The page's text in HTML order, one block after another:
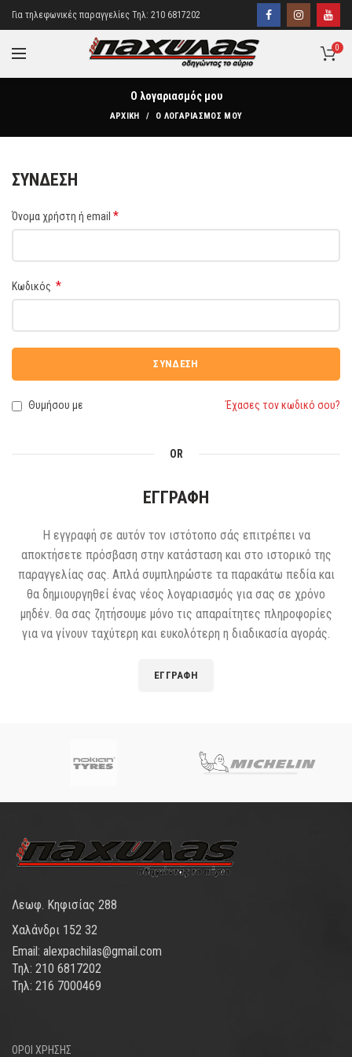
Για τηλεφωνικές παραγγελίες Τηλ: 210 6817202
0
Ο λογαριασμός μου
ΑΡΧΙΚΉ Ο ΛΟΓΑΡΙΑΣΜΌΣ ΜΟΥ
ΣΎΝΔΕΣΗ
Όνομα χρήστη ή email *
Κωδικός *
ΣΎΝΔΕΣΗ
Έχασες τον κωδικό σου?
Θυμήσου με
OR
ΕΓΓΡΑΦΗ
Η εγγραφή σε αυτόν τον ιστότοπο σάς επιτρέπει να
αποκτήσετε πρόσβαση στην κατάσταση και στο ιστορικό της
παραγγελίας σας. Απλά συμπληρώστε τα παρακάτω πεδία και
θα δημιουργηθεί ένας νέος λογαριασμός για σας σε χρόνο
μηδέν. Θα σας ζητήσουμε μόνο τις απαραίτητες πληροφορίες
για να γίνουν ταχύτερη και ευκολότερη η διαδικασία αγοράς.
ΕΓΓΡΑΦΉ
Λεωφ. Κηφισίας 288
Χαλάνδρι 152 32
Email: alexpachilas@gmail.com
Τηλ: 210 6817202
Τηλ: 216 7000469
ΟΡΟΙ ΧΡΗΣΗΣ